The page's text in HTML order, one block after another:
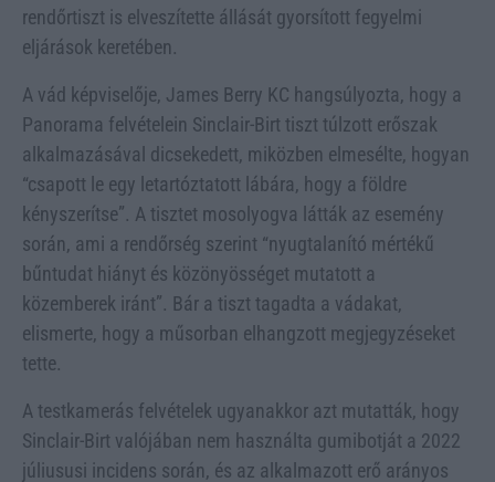
rendőrtiszt is elveszítette állását gyorsított fegyelmi
eljárások keretében.
A vád képviselője, James Berry KC hangsúlyozta, hogy a
Panorama felvételein Sinclair-Birt tiszt túlzott erőszak
alkalmazásával dicsekedett, miközben elmesélte, hogyan
“csapott le egy letartóztatott lábára, hogy a földre
kényszerítse”. A tisztet mosolyogva látták az esemény
során, ami a rendőrség szerint “nyugtalanító mértékű
bűntudat hiányt és közönyösséget mutatott a
közemberek iránt”. Bár a tiszt tagadta a vádakat,
elismerte, hogy a műsorban elhangzott megjegyzéseket
tette.
A testkamerás felvételek ugyanakkor azt mutatták, hogy
Sinclair-Birt valójában nem használta gumibotját a 2022
júliususi incidens során, és az alkalmazott erő arányos